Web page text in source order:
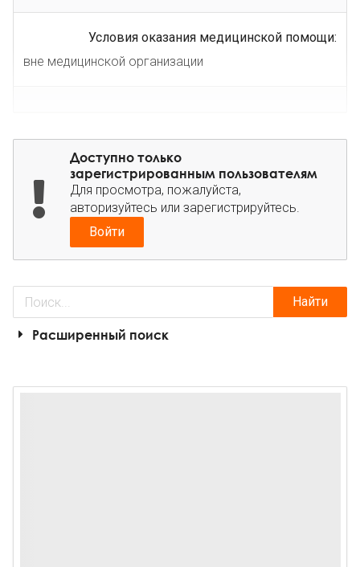
Условия оказания медицинской помощи:
вне медицинской организации
Доступно только
зарегистрированным пользователям
Для просмотра, пожалуйста,
авторизуйтесь или зарегистрируйтесь.
Войти
Найти
Расширенный поиск